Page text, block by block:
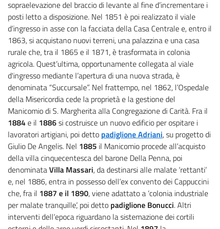
sopraelevazione del braccio di levante al fine d’incrementare i
posti letto a disposizione. Nel 1851 è poi realizzato il viale
d’ingresso in asse con la facciata della Casa Centrale e, entro il
1863, si acquistano nuovi terreni, una palazzina e una casa
rurale che, tra il 1865 e il 1871, è trasformata in colonia
agricola. Quest’ultima, opportunamente collegata al viale
d'ingresso mediante l’apertura di una nuova strada, è
denominata “Succursale”. Nel frattempo, nel 1862, l’Ospedale
della Misericordia cede la proprietà e la gestione del
Manicomio di S. Margherita alla Congregazione di Carità. Fra il
1884e il 1886si costruisce un nuovo edificio per ospitare i
lavoratori artigiani, poi detto padiglione Adriani, su progetto di
Giulio De Angelis. Nel 1885 il Manicomio procede all’acquisto
della villa cinquecentesca del barone Della Penna, poi
denominataVilla Massari, da destinarsi alle malate ‘rettanti’
e, nel 1886, entra in possesso dell’ex convento dei Cappuccini
che, fra il 1887 e il 1890, viene adattato a ‘colonia industriale
per malate tranquille’, poi detto padiglione Bonucci.Altri
interventi dell’epoca riguardano la sistemazione dei cortili